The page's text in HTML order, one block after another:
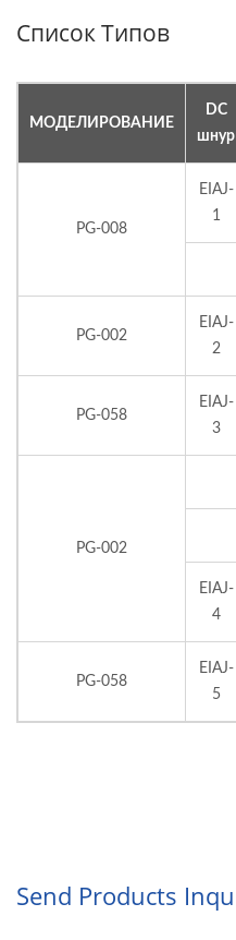
Список Типов
МОДЕЛИРОВАНИЕ
DC
шнур
PG-008
EIAJ-
1
PG-002
EIAJ-
2
PG-058
EIAJ-
3
PG-002
EIAJ-
4
PG-058
EIAJ-
5